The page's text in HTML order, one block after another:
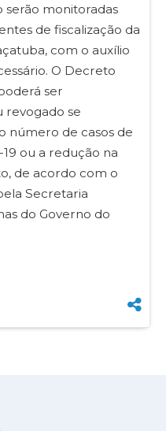
serão monitoradas
de fiscalização da
com o auxílio
O Decreto
ser
revogado se
número de casos de
ou a redução na
de acordo com o
Secretaria
do Governo do